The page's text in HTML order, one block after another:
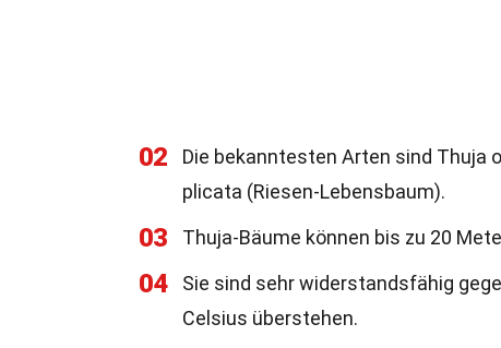
02
Die bekanntesten Arten sind Thuja
plicata (Riesen-Lebensbaum).
03 Thuja-Bäume können bis zu 20
04
Sie sind sehr widerstandsfähig
Celsius überstehen.